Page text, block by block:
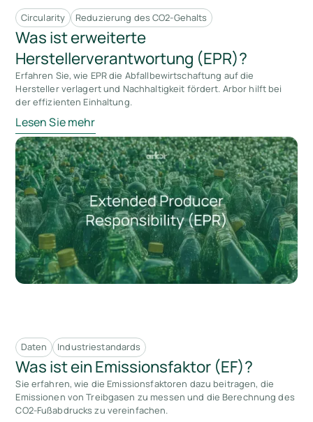
Circularity Reduzierung des CO2-Gehalts
Was ist erweiterte
Herstellerverantwortung (EPR)?
Erfahren Sie, wie EPR die Abfallbewirtschaftung auf die
Hersteller verlagert und Nachhaltigkeit fördert. Arbor hilft bei
der effizienten Einhaltung.
Lesen Sie mehr
Daten Industriestandards
Was ist ein Emissionsfaktor (EF)?
Sie erfahren, wie die Emissionsfaktoren dazu beitragen, die
Emissionen von Treibgasen zu messen und die Berechnung des
CO2-Fußabdrucks zu vereinfachen.